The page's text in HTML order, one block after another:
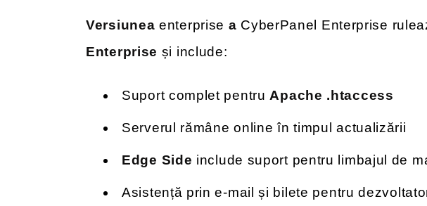
Versiunea enterprise a CyberPanel Enterprise
Enterprise și include:
Suport complet pentru Apache .htaccess
Serverul rămâne online în timpul actualizării
Edge Side include suport pentru limbajul de
Asistență prin e-mail și bilete pentru